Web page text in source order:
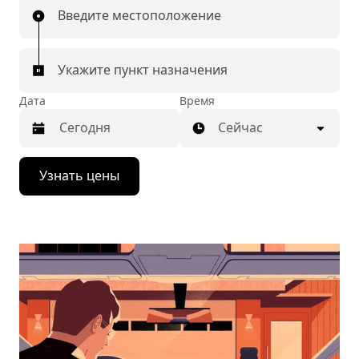
Введите местоположение
Укажите пункт назначения
Дата
Нажмите
стрелку
вниз,
календарю
выбрать
дату.
Чтобы
закрыть
календарь,
нажмите
Время
Сейчас
Узнать цены